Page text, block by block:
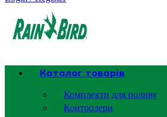
Каталог товарів
Комплекти для поливу
Контролери